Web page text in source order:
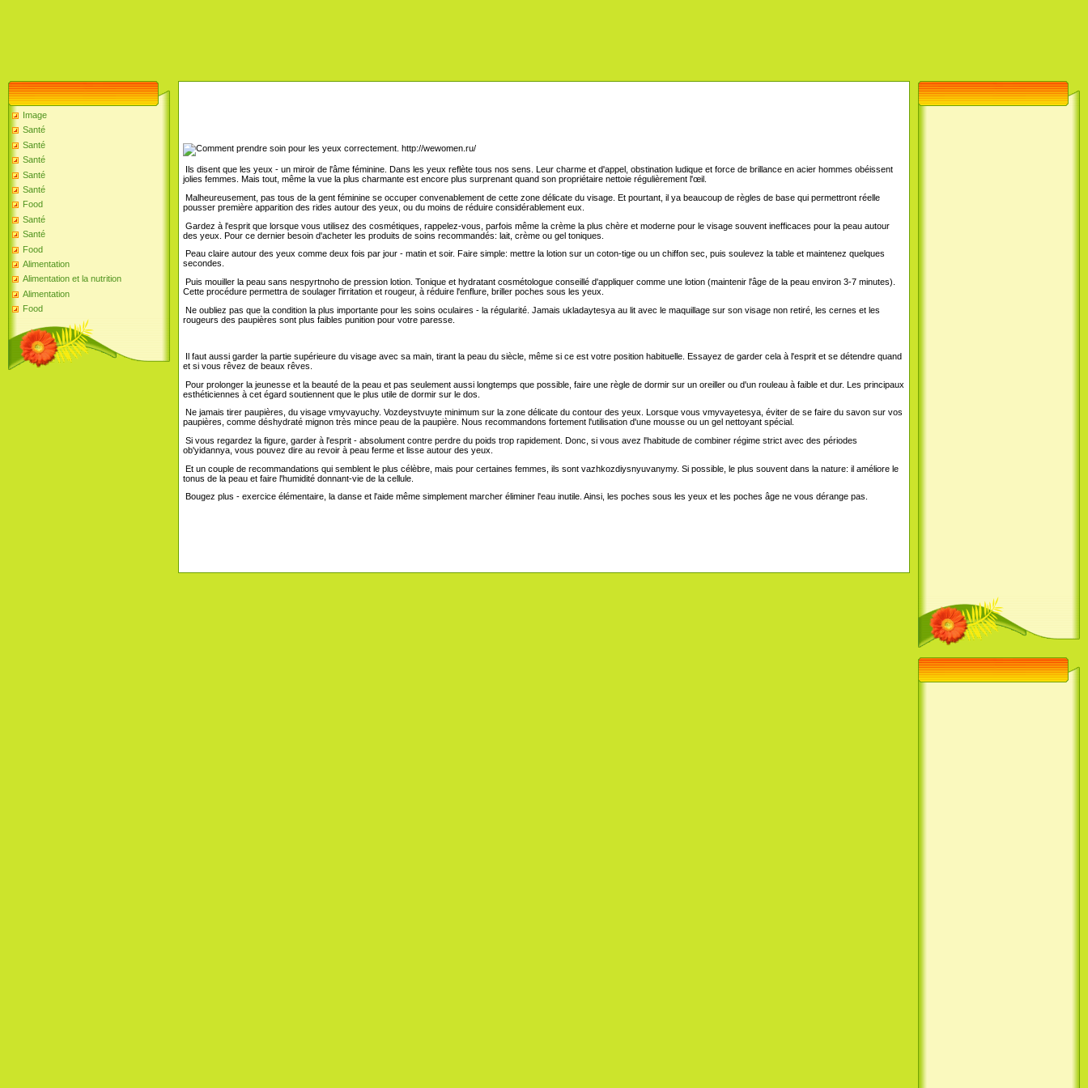
Image
Santé
Santé
Santé
Santé
Santé
Food
Santé
Santé
Food
Alimentation
Alimentation et la nutrition
Alimentation
Food
http://wewomen.ru/
Ils disent que les yeux - un miroir de l'âme féminine. Dans les yeux reflète tous nos sens. Leur charme et d'appel, obstination ludique et force de brillance en acier hommes obéissent
jolies femmes. Mais tout, même la vue la plus charmante est encore plus surprenant quand son propriétaire nettoie régulièrement l'œil.
Malheureusement, pas tous de la gent féminine se occuper convenablement de cette zone délicate du visage. Et pourtant, il ya beaucoup de règles de base qui permettront réelle
pousser première apparition des rides autour des yeux, ou du moins de réduire considérablement eux.
Gardez à l'esprit que lorsque vous utilisez des cosmétiques, rappelez-vous, parfois même la crème la plus chère et moderne pour le visage souvent inefficaces pour la peau autour
des yeux. Pour ce dernier besoin d'acheter les produits de soins recommandés: lait, crème ou gel toniques.
Peau claire autour des yeux comme deux fois par jour - matin et soir. Faire simple: mettre la lotion sur un coton-tige ou un chiffon sec, puis soulevez la table et maintenez quelques
secondes.
Puis mouiller la peau sans nespyrtnoho de pression lotion. Tonique et hydratant cosmétologue conseillé d'appliquer comme une lotion (maintenir l'âge de la peau environ 3-7 minutes).
Cette procédure permettra de soulager l'irritation et rougeur, à réduire l'enflure, briller poches sous les yeux.
Ne oubliez pas que la condition la plus importante pour les soins oculaires - la régularité. Jamais ukladaytesya au lit avec le maquillage sur son visage non retiré, les cernes et les
rougeurs des paupières sont plus faibles punition pour votre paresse.
Il faut aussi garder la partie supérieure du visage avec sa main, tirant la peau du siècle, même si ce est votre position habituelle. Essayez de garder cela à l'esprit et se détendre quand
et si vous rêvez de beaux rêves.
Pour prolonger la jeunesse et la beauté de la peau et pas seulement aussi longtemps que possible, faire une règle de dormir sur un oreiller ou d'un rouleau à faible et dur. Les principaux
esthéticiennes à cet égard soutiennent que le plus utile de dormir sur le dos.
Ne jamais tirer paupières, du visage vmyvayuchy. Vozdeystvuyte minimum sur la zone délicate du contour des yeux. Lorsque vous vmyvayetesya, éviter de se faire du savon sur vos
paupières, comme déshydraté mignon très mince peau de la paupière. Nous recommandons fortement l'utilisation d'une mousse ou un gel nettoyant spécial.
Si vous regardez la figure, garder à l'esprit - absolument contre perdre du poids trop rapidement. Donc, si vous avez l'habitude de combiner régime strict avec des périodes
ob'yidannya, vous pouvez dire au revoir à peau ferme et lisse autour des yeux.
Et un couple de recommandations qui semblent le plus célèbre, mais pour certaines femmes, ils sont vazhkozdiysnyuvanymy. Si possible, le plus souvent dans la nature: il améliore le
tonus de la peau et faire l'humidité donnant-vie de la cellule.
Bougez plus - exercice élémentaire, la danse et l'aide même simplement marcher éliminer l'eau inutile. Ainsi, les poches sous les yeux et les poches âge ne vous dérange pas.